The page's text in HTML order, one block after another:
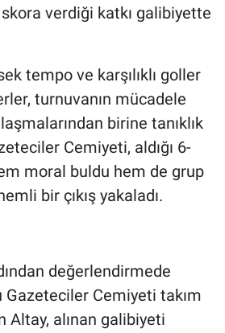
skora verdiği katkı galibiyette
tempo ve karşılıklı goller
turnuvanın mücadele
birine tanıklık
Cemiyeti, aldığı 6-
moral buldu hem de grup
bir çıkış yakaladı.
değerlendirmede
Gazeteciler Cemiyeti takım
Altay, alınan galibiyeti